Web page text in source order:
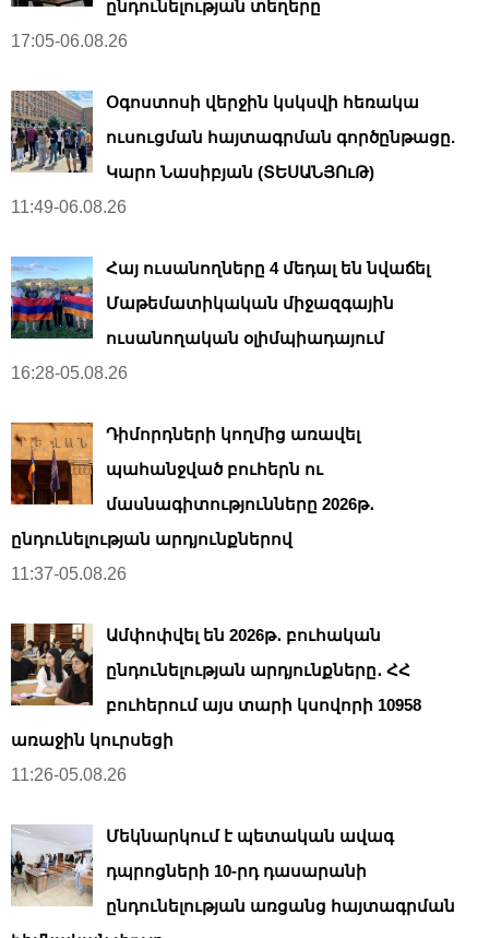
ընդունելության տեղերը
17:05-06.08.26
Օգոստոսի վերջին կսկսվի հեռակա
ուսուցման հայտագրման գործընթացը.
Կարո Նասիբյան (ՏԵՍԱՆՅՈւԹ)
11:49-06.08.26
Հայ ուսանողները 4 մեդալ են նվաճել
Մաթեմատիկական միջազգային
ուսանողական օլիմպիադայում
16:28-05.08.26
Դիմորդների կողմից առավել
պահանջված բուհերն ու
մասնագիտությունները 2026թ․
ընդունելության արդյունքներով
11:37-05.08.26
Ամփոփվել են 2026թ․ բուհական
ընդունելության արդյունքները․ ՀՀ
բուհերում այս տարի կսովորի 10958
առաջին կուրսեցի
11:26-05.08.26
Մեկնարկում է պետական ավագ
դպրոցների 10-րդ դասարանի
ընդունելության առցանց հայտագրման